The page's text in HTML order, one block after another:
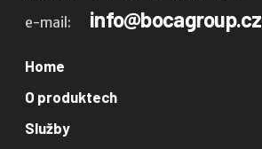
e-mail: info@bocagroup.cz
Home
O produktech
Služby